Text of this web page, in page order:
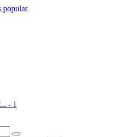
popular
- 1